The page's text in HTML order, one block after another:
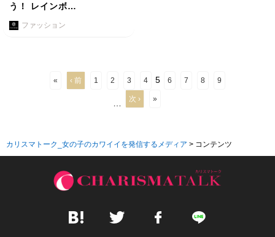
う！ レインボ…
ファッション
« ‹ 前 1 2 3 4 5 6 7 8 9
次 › »
カリスマトーク_女の子のカワイイを発信するメディア > コンテンツ